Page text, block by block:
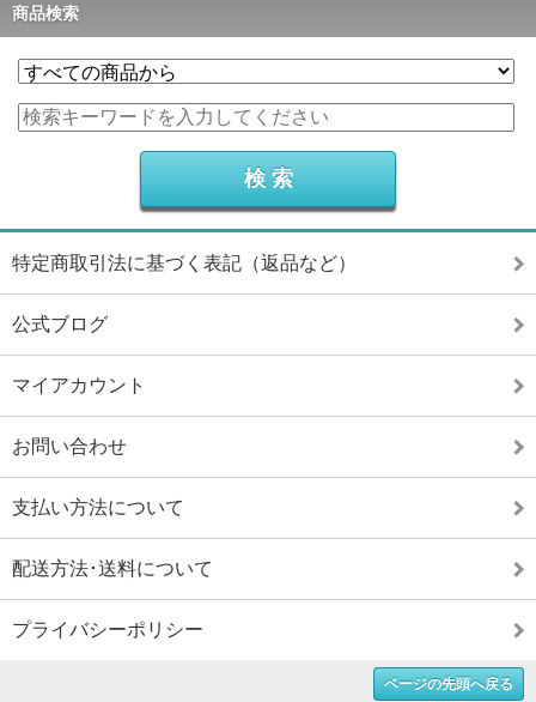
商品検索
特定商取引法に基づく表記（返品など）
公式ブログ
マイアカウント
お問い合わせ
支払い方法について
配送方法･送料について
プライバシーポリシー
ページの先頭へ戻る